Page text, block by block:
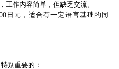
工作内容简单，但缺乏交流。
日元，适合有一定语言基础的同
别重要的：